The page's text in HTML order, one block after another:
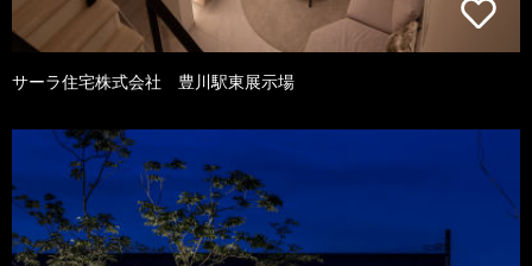
サーラ住宅株式会社 豊川駅東展示場